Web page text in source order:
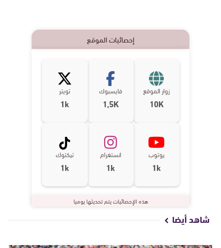
إحصائيات الموقع
زوار الموقع
10K
فايسبوك
1,5K
تويتر
1k
يوتوب
1k
انستغرام
1k
تيكتوك
1k
هذه الإحصائيات يتم تحديثها يوميا
شاهد أيضا